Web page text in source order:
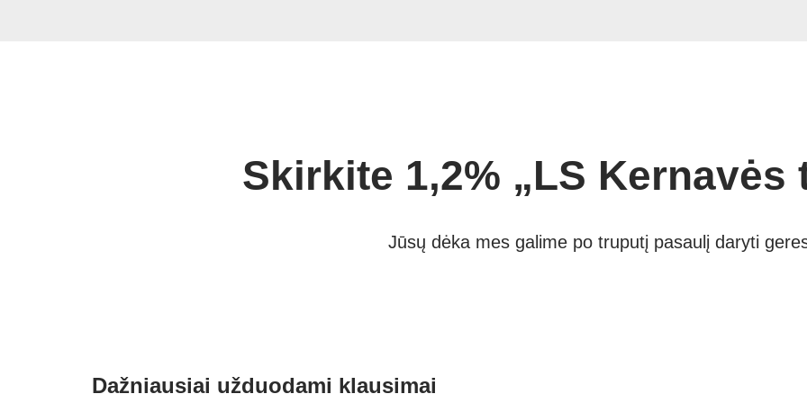
Skirkite 1,2% „LS Kernavės
Jūsų dėka mes galime po truputį pasaulį daryti
Dažniausiai užduodami klausimai